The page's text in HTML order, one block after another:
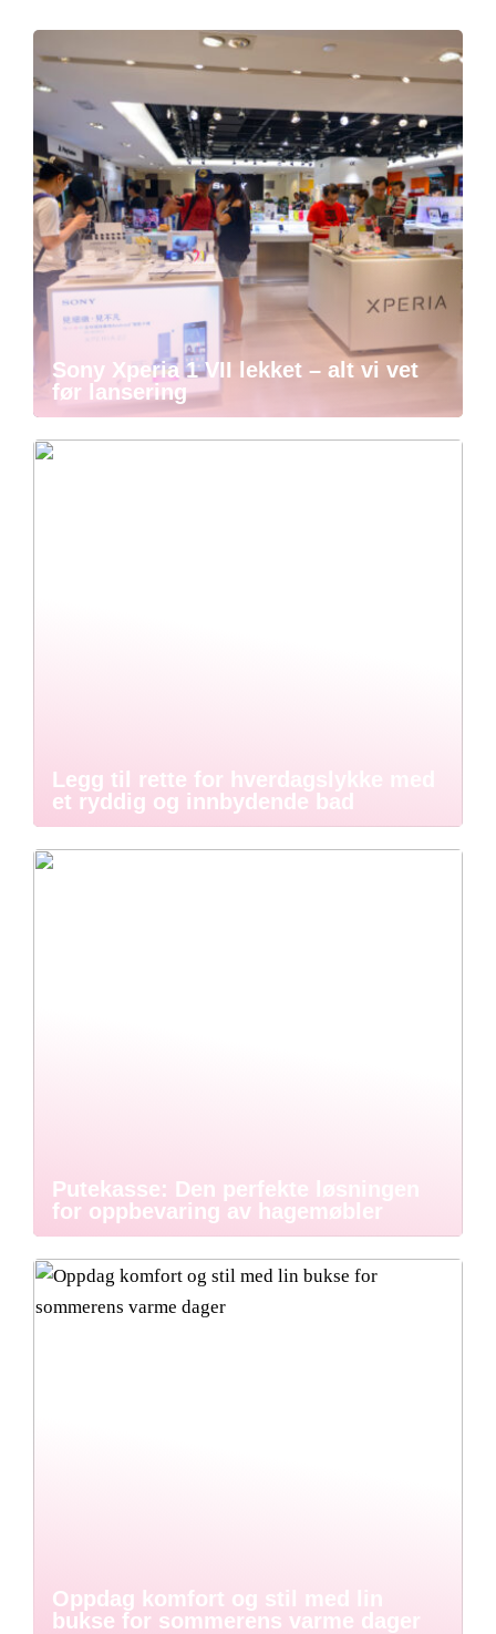
Sony Xperia 1 VII lekket – alt vi vet
før lansering
Legg til rette for hverdagslykke med
et ryddig og innbydende bad
Putekasse: Den perfekte løsningen
for oppbevaring av hagemøbler
Oppdag komfort og stil med lin
bukse for sommerens varme dager